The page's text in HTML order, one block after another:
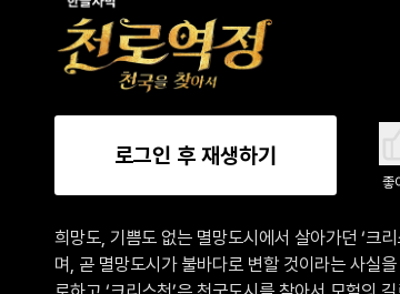
로그인 후 재생하기
좋
희망도, 기쁨도 없는 멸망도시에서 살아가던 ‘크
며, 곧 멸망도시가 불바다로 변할 것이라는 사실